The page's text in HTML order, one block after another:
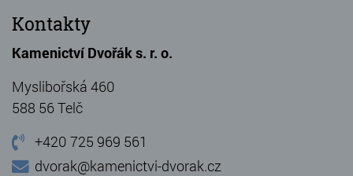
Kontakty
Kamenictví Dvořák s. r. o.
Myslibořská 460
588 56 Telč
+420 725 969 561
dvorak@kamenictvi-dvorak.cz